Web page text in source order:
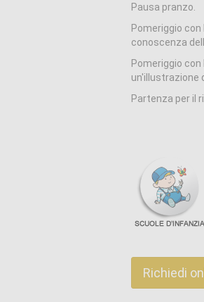
Pausa pranzo.
Pomeriggio
conoscenza
Pomeriggio
un'illustrazione
Partenza per il
Richiedi